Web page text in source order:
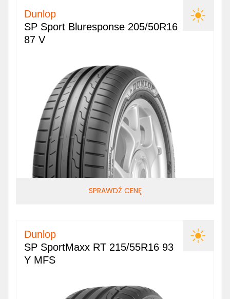
Dunlop
SP Sport Bluresponse 205/50R16
87 V
SPRAWDŹ CENĘ
Dunlop
SP SportMaxx RT 215/55R16 93
Y MFS